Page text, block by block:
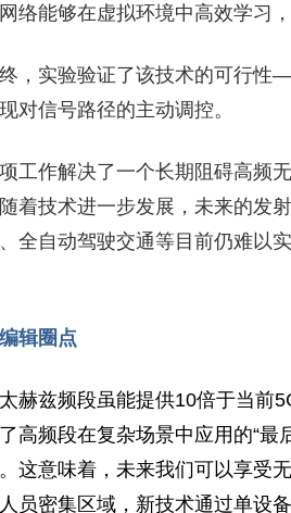
络能够在虚拟环境中高效学习
，实验验证了该技术的可行性
对信号路径的主动调控。
工作解决了一个长期阻碍高频
着技术进一步发展，未来的发
全自动驾驶交通等目前仍难以
辑圈点
赫兹频段虽能提供10倍于当前
高频段在复杂场景中应用的“最
这意味着，未来我们可以享受
员密集区域，新技术通过单设